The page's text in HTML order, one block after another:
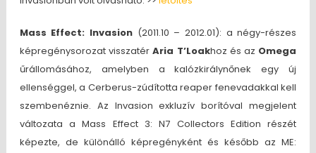
Mass Effect: Invasion(2011.10 – 2012.01): a négy-részes
képregénysorozat visszatérAria T’Loakhoz és az Omega
űrállomásához, amelyben a kalózkirálynőnek egy új
ellenséggel, a Cerberus-zúdította reaper fenevadakkal kell
szembenéznie. Az Invasion exkluzív borítóval megjelent
változata a Mass Effect 3: N7 Collectors Edition részét
képezte, de különálló képregényként és később az ME: